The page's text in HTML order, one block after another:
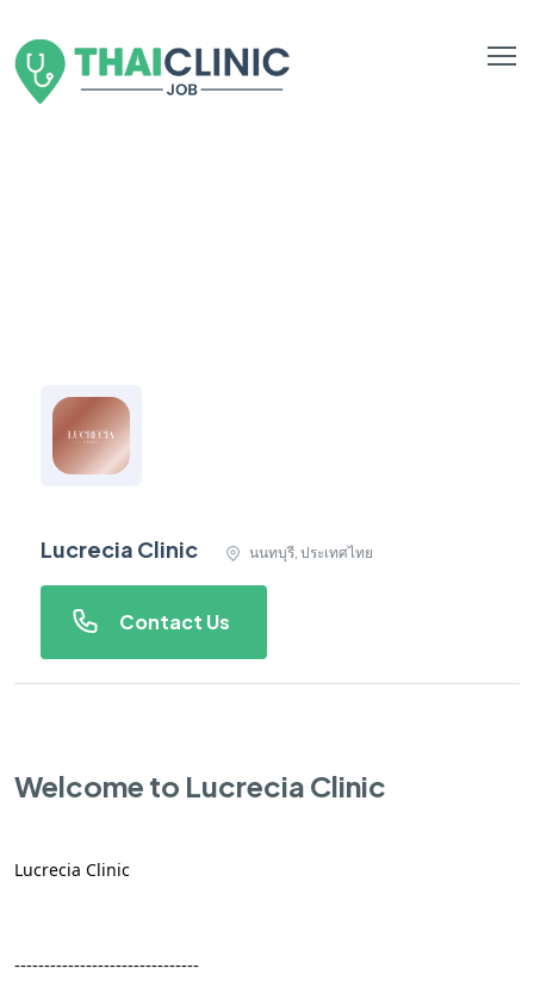
Lucrecia Clinic นนทบุรี, ประเทศไทย
Contact Us
Welcome to Lucrecia Clinic
Lucrecia Clinic
-------------------------------